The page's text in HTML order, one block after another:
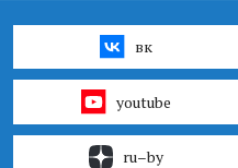
вк
youtube
ru–by